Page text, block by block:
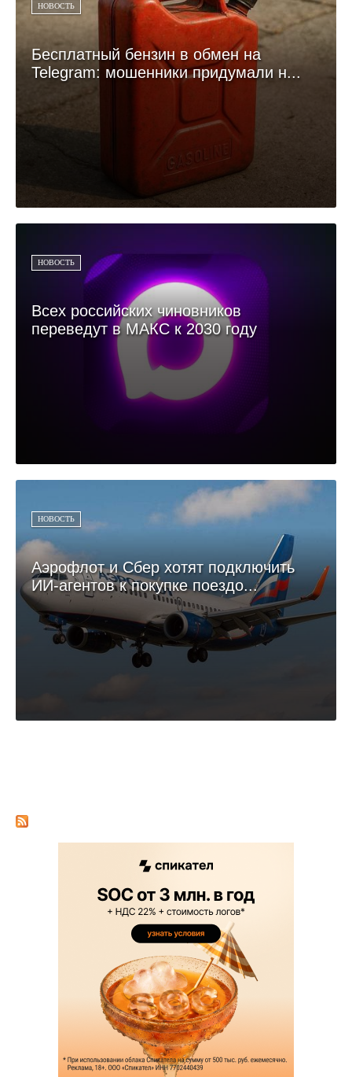
НОВОСТЬ
Бесплатный бензин в обмен на
Telegram: мошенники придумали н...
НОВОСТЬ
Всех российских чиновников
переведут в МАКС к 2030 году
НОВОСТЬ
Аэрофлот и Сбер хотят подключить
ИИ-агентов к покупке поездо...